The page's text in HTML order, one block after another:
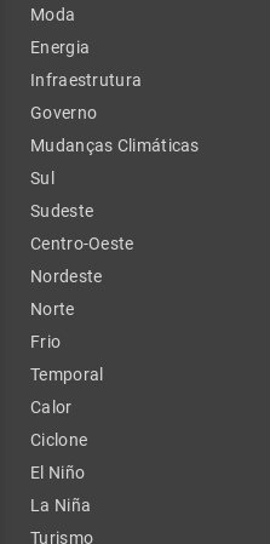
Moda
Energia
Infraestrutura
Governo
Mudanças Climáticas
Sul
Sudeste
Centro-Oeste
Nordeste
Norte
Frio
Temporal
Calor
Ciclone
El Niño
La Niña
Turismo